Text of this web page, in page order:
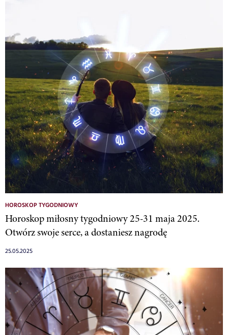
HOROSKOP TYGODNIOWY
Horoskop miłosny tygodniowy 25-31 maja 2025.
Otwórz swoje serce, a dostaniesz nagrodę
25.05.2025